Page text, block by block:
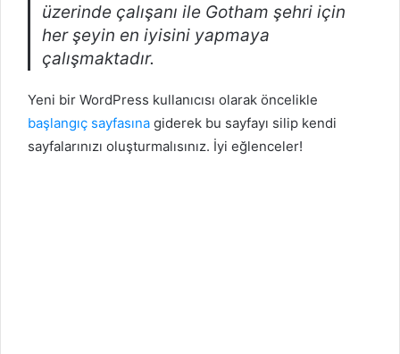
üzerinde çalışanı ile Gotham şehri için
her şeyin en iyisini yapmaya
çalışmaktadır.
Yeni bir WordPress kullanıcısı olarak öncelikle
başlangıç sayfasına giderek bu sayfayı silip kendi
sayfalarınızı oluşturmalısınız. İyi eğlenceler!